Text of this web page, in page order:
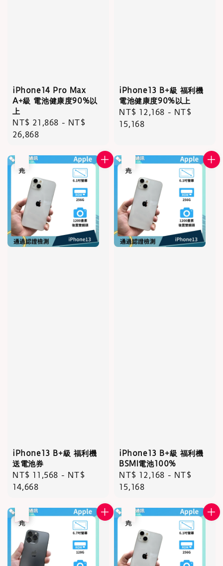
iPhone14 Pro Max
A+級 電池健康度90%以
上
Regular
price
NT$ 21,868 - NT$
26,868
iPhone13 B+級 福利機
電池健康度90%以上
Regular
price
NT$ 12,168 - NT$
15,168
iPhone13 B+級 福利機
送電池券
Regular
price
NT$ 11,568 - NT$
14,668
iPhone13 B+級 福利機
BSMI電池100%
Regular
price
NT$ 12,168 - NT$
15,168